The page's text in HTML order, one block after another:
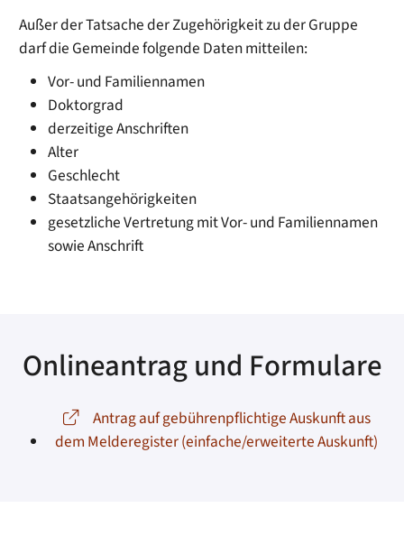
Außer der Tatsache der Zugehörigkeit zu der Gruppe
darf die Gemeinde folgende Daten mitteilen:
Vor- und Familiennamen
Doktorgrad
derzeitige Anschriften
Alter
Geschlecht
Staatsangehörigkeiten
gesetzliche Vertretung mit Vor- und Familiennamen
sowie Anschrift
Onlineantrag und Formulare
Antrag auf gebührenpflichtige Auskunft aus
dem Melderegister (einfache/erweiterte Auskunft)